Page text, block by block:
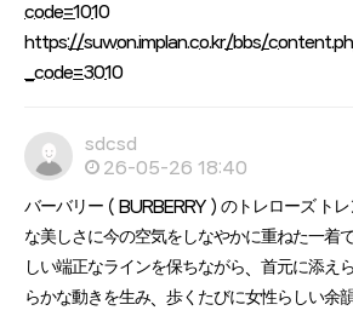
code=1010
https://suwon.implan.co.kr/bbs/
_code=3010
sdcsd
26-05-26 18:40
バーバリー（BURBERRY）のトレローズ ト
な美しさに今の空気をしなやかに重ねた一着
しい端正なラインを保ちながら、首元に添え
らかな動きを生み、歩くたびに女性らしい余